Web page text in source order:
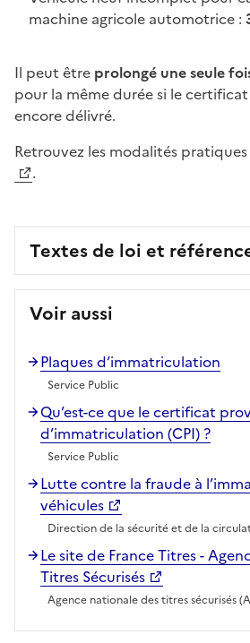
machine agricole automotrice :
Il peut être prolongé une seule
pour la même durée si le
encore délivré.
Retrouvez les modalités
.
Textes de loi et
Voir aussi
Plaques d’immatriculation
Service Public
Qu’est-ce que le certificat
d’immatriculation (CPI) ?
Service Public
Lutte contre la fraude à
véhicules
Direction de la sécurité et de la
Le site de France Titres -
Titres Sécurisés
Agence nationale des titres sécurisés